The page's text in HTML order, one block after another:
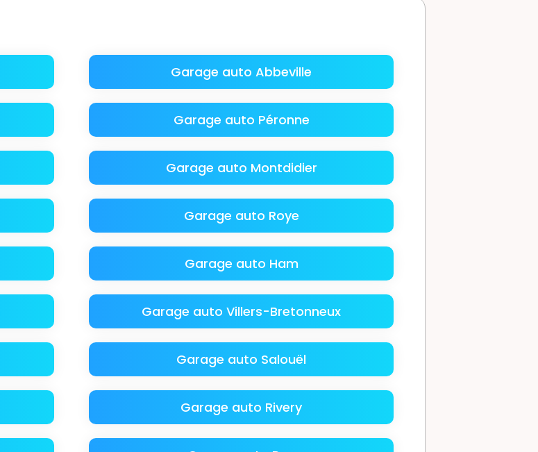
Garage auto Abbeville
Garage auto Péronne
Garage auto Montdidier
Garage auto Roye
Garage auto Ham
Garage auto Villers-Bretonneux
Garage auto Salouël
Garage auto Rivery